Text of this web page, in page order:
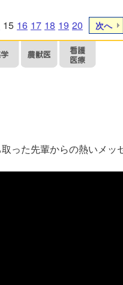
15 16 17 18 19 20 次へ
った先輩からの熱いメッ